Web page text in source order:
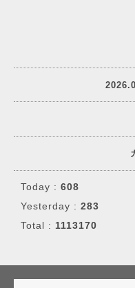
Today : 608
Yesterday : 283
Total : 1113170